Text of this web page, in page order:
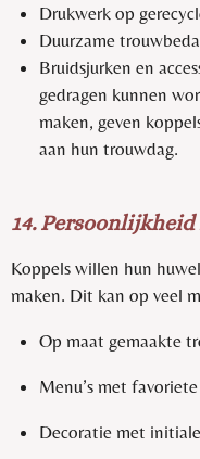
Drukwerk op
Duurzame
Bruidsjurken en
gedragen kunnen
maken, geven
aan hun trouwdag.
14.
Koppels willen hun
maken. Dit kan op veel
Op maat gemaakte
Menu’s met
Decoratie met